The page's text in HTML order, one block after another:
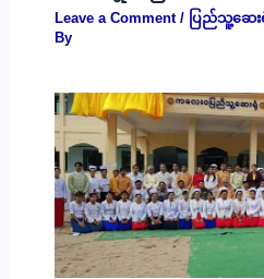
Leave a Comment / ပြည်သူ့ဆေး
By